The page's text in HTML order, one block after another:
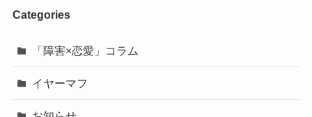
Categories
「障害×恋愛」コラム
イヤーマフ